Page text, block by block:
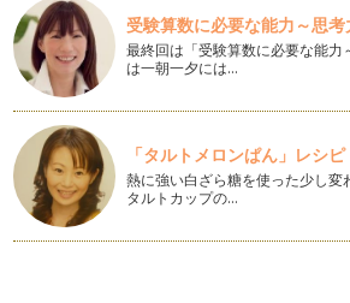
クリスマスと香り
←これは10年もののポマンダー ヨーロ
幸せを感じさせてくれる香り
誰もが望む幸せですが、幸せの条件て何
のさしは人それぞれ違うと思…
気持ちをコントロールするための香り
やっと本格的に涼しくなってきましたね
と、ふと香ってくるのがキンモ…
受験算数に必要な能力～思考
最終回は「受験算数に必要な能力
は一朝一夕には…
「タルトメロンぱん」レシピ
熱に強い白ざら糖を使った少し変
タルトカップの…